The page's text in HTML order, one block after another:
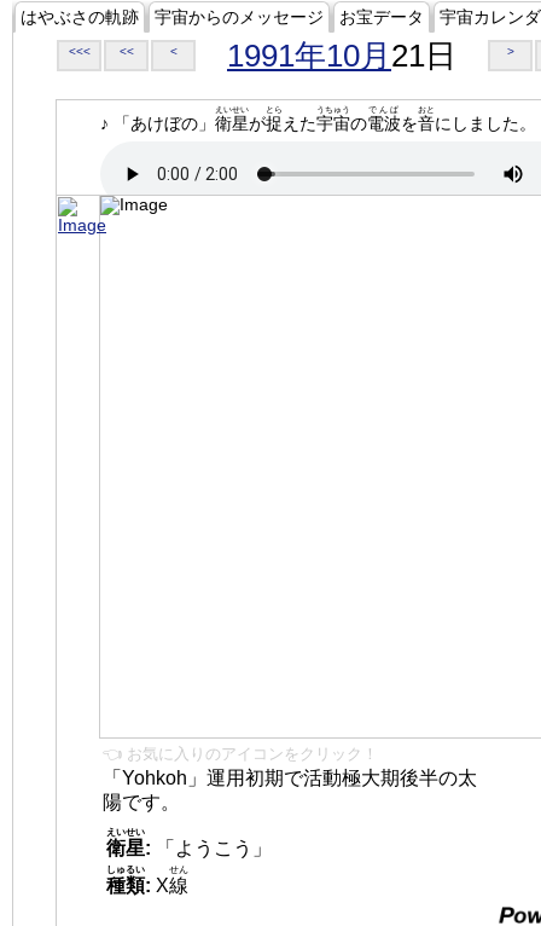
はやぶさの軌跡 宇宙からのメッセージ お宝データ 宇宙カレン
<<< << < 1991年10月 21日 >
♪ 「あけぼの」 衛星
えいせい
が捉
とら
えた宇宙
うちゅう
の電波
でんぱ
を音
おと
にしました。
👈 お気に入りのアイコンをクリック！
「Yohkoh」運用初期で活動極大期後半の太
陽です。
衛星
えいせい
:
「ようこう」
種類
しゅるい
: X線
せん